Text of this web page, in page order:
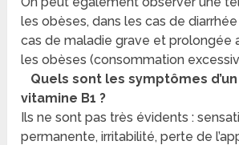
les obèses, dans les cas de
cas de maladie grave et prolongée
les obèses (consommation
Quels sont les symptômes
vitamine B1 ?
Ils ne sont pas très évidents :
permanente, irritabilité, perte de